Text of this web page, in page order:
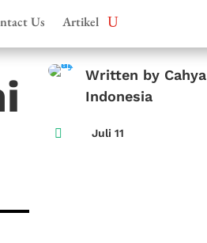
Us Artikel
Written by Cahya
Indonesia
 Juli 11